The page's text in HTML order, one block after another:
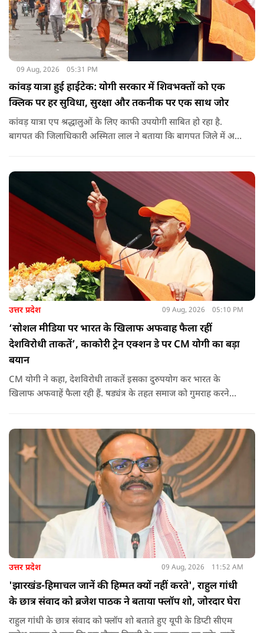
09 Aug, 2026 05:31 PM
कांवड़ यात्रा हुई हाईटेक: योगी सरकार में शिवभक्तों को एक
क्लिक पर हर सुविधा, सुरक्षा और तकनीक पर एक साथ जोर
कांवड़ यात्रा एप श्रद्धालुओं के लिए काफी उपयोगी साबित हो रहा है.
बागपत की जिलाधिकारी अस्मिता लाल ने बताया कि बागपत जिले में अब
उत्तर प्रदेश 09 Aug, 2026 05:10 PM
‘सोशल मीडिया पर भारत के खिलाफ अफवाह फैला रहीं
देशविरोधी ताकतें’, काकोरी ट्रेन एक्शन डे पर CM योगी का बड़ा
बयान
CM योगी ने कहा, देशविरोधी ताकतें इसका दुरुपयोग कर भारत के
खिलाफ अफवाहें फैला रही हैं. षड्यंत्र के तहत समाज को गुमराह करने
उत्तर प्रदेश 09 Aug, 2026 11:52 AM
'झारखंड-हिमाचल जानें की हिम्मत क्यों नहीं करते', राहुल गांधी
के छात्र संवाद को ब्रजेश पाठक ने बताया फ्लॉप शो, जोरदार घेरा
राहुल गांधी के छात्र संवाद को फ्लॉप शो बताते हुए यूपी के डिप्टी सीएम